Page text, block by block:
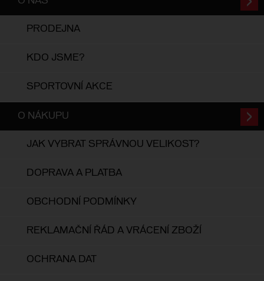
PRODEJNA
KDO JSME?
SPORTOVNÍ AKCE
O NÁKUPU
JAK VYBRAT SPRÁVNOU VELIKOST?
DOPRAVA A PLATBA
OBCHODNÍ PODMÍNKY
REKLAMAČNÍ ŘÁD A VRÁCENÍ ZBOŽÍ
OCHRANA DAT